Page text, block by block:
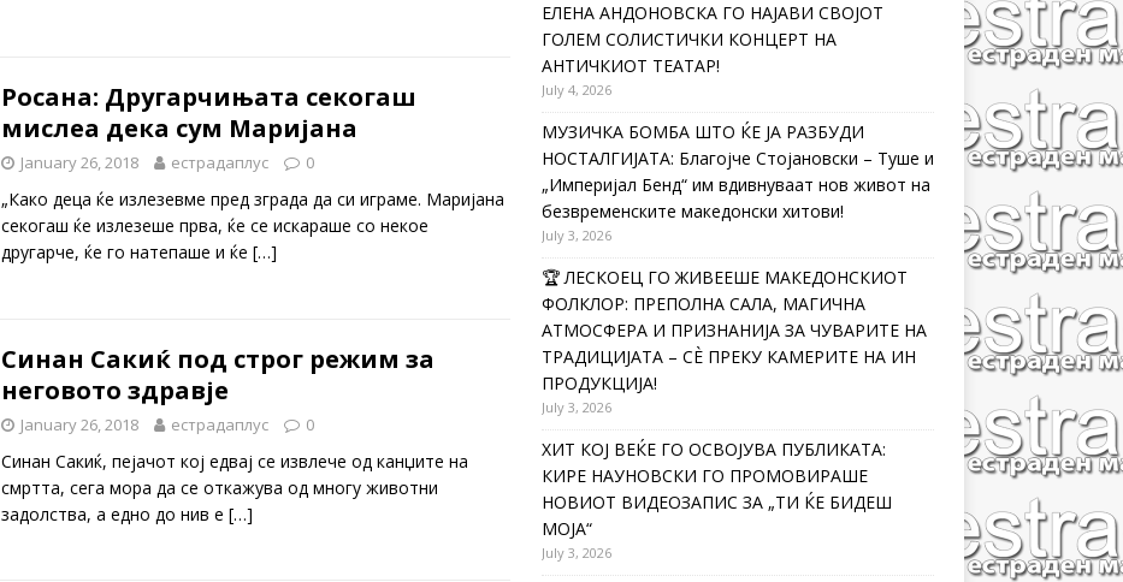
Росана: Другарчињата секогаш
мислеа дека сум Маријана
January 26, 2018 естрадаплус 0
„Како деца ќе излезевме пред зграда да си играме. Маријана
секогаш ќе излезеше прва, ќе се искараше со некое
другарче, ќе го натепаше и ќе […]
Синан Сакиќ под строг режим за
неговото здравје
January 26, 2018 естрадаплус 0
Синан Сакиќ, пејачот кој едвај се извлече од канџите на
смртта, сега мора да се откажува од многу животни
задолства, а едно до нив е […]
ЕЛЕНА АНДОНОВСКА ГО НАЈАВИ СВОЈОТ
ГОЛЕМ СОЛИСТИЧКИ КОНЦЕРТ НА
АНТИЧКИОТ ТЕАТАР!
July 4, 2026
МУЗИЧКА БОМБА ШТО ЌЕ ЈА РАЗБУДИ
НОСТАЛГИЈАТА: Благојче Стојановски – Туше и
„Империјал Бенд“ им вдивнуваат нов живот на
безвременските македонски хитови!
July 3, 2026
🏆 ЛЕСКОЕЦ ГО ЖИВЕЕШЕ МАКЕДОНСКИОТ
ФОЛКЛОР: ПРЕПОЛНА САЛА, МАГИЧНА
АТМОСФЕРА И ПРИЗНАНИЈА ЗА ЧУВАРИТЕ НА
ТРАДИЦИЈАТА – СÈ ПРЕКУ КАМЕРИТЕ НА ИН
ПРОДУКЦИЈА!
July 3, 2026
ХИТ КОЈ ВЕЌЕ ГО ОСВОЈУВА ПУБЛИКАТА:
КИРЕ НАУНОВСКИ ГО ПРОМОВИРАШЕ
НОВИОТ ВИДЕОЗАПИС ЗА „ТИ ЌЕ БИДЕШ
МОЈА“
July 3, 2026